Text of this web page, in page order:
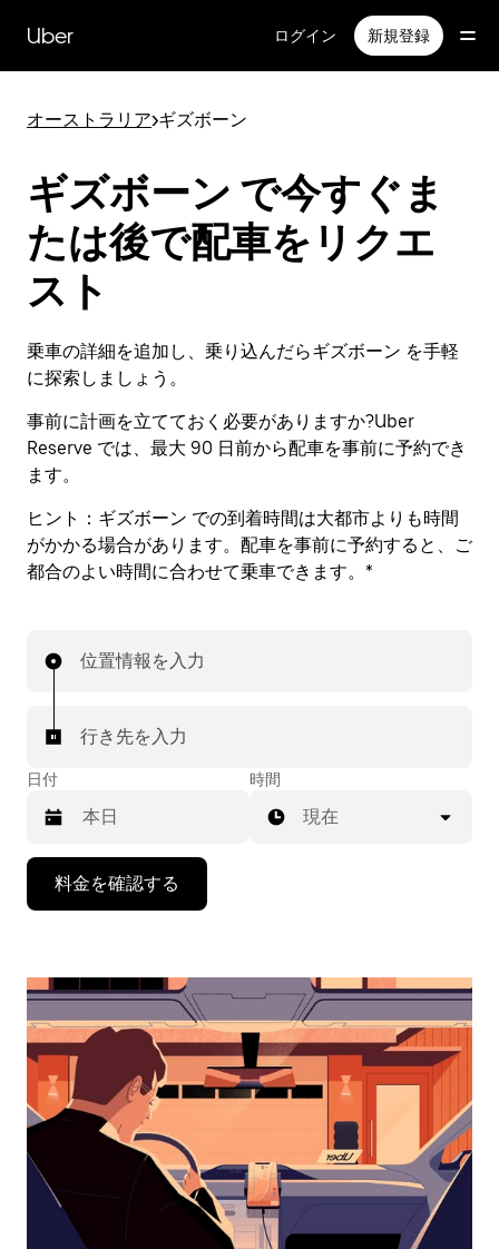
Uber ログイン 新規登録
オーストラリア>ギズボーン
ギズボーン で今すぐま
たは後で配車をリクエ
スト
乗車の詳細を追加し、乗り込んだらギズボーン を手軽
に探索しましょう。
事前に計画を立てておく必要がありますか?Uber
Reserve では、最大 90 日前から配車を事前に予約でき
ます。
ヒント： ギズボーン での到着時間は大都市よりも時間
がかかる場合があります。配車を事前に予約すると、ご
都合のよい時間に合わせて乗車できます。*
位置情報を入力
行き先を入力
日付
で
ン
ダ
ー
を
操
作
し、
時間
現在
料金を確認する